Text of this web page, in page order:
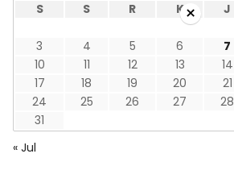
S
S R K J
3
4 5 6 7
10
11 12 13 14
17
18 19 20 21
24
25 26 27 28
31
« Jul
×